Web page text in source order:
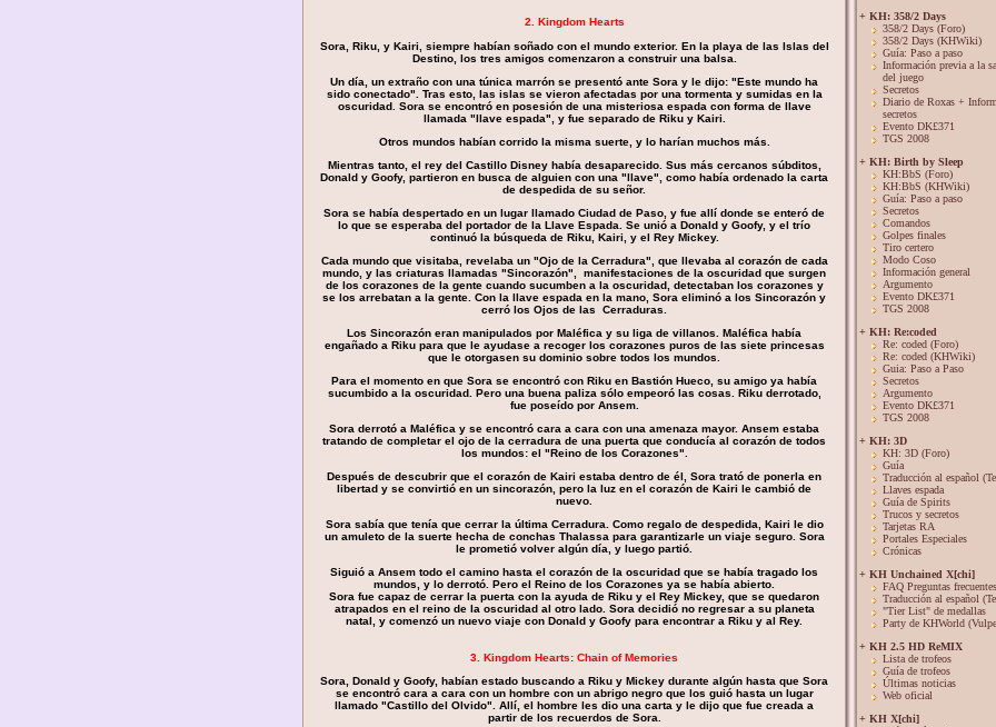
2. Kingdom Hearts
Sora, Riku, y Kairi, siempre habían soñado con el mundo exterior. En la playa de las Islas del
Destino, los tres amigos comenzaron a construir una balsa.
Un día, un extraño con una túnica marrón se presentó ante Sora y le dijo: "Este mundo ha
sido conectado". Tras esto, las islas se vieron afectadas por una tormenta y sumidas en la
oscuridad. Sora se encontró en posesión de una misteriosa espada con forma de llave
llamada "llave espada", y fue separado de Riku y Kairi.
Otros mundos habían corrido la misma suerte, y lo harían muchos más.
Mientras tanto, el rey del Castillo Disney había desaparecido. Sus más cercanos súbditos,
Donald y Goofy, partieron en busca de alguien con una "llave", como había ordenado la carta
de despedida de su señor.
Sora se había despertado en un lugar llamado Ciudad de Paso, y fue allí donde se enteró de
lo que se esperaba del portador de la Llave Espada. Se unió a Donald y Goofy, y el trío
continuó la búsqueda de Riku, Kairi, y el Rey Mickey.
Cada mundo que visitaba, revelaba un "Ojo de la Cerradura", que llevaba al corazón de cada
mundo, y las criaturas llamadas "Sincorazón", manifestaciones de la oscuridad que surgen
de los corazones de la gente cuando sucumben a la oscuridad, detectaban los corazones y
se los arrebatan a la gente. Con la llave espada en la mano, Sora eliminó a los Sincorazón y
cerró los Ojos de las Cerraduras.
Los Sincorazón eran manipulados por Maléfica y su liga de villanos. Maléfica había
engañado a Riku para que le ayudase a recoger los corazones puros de las siete princesas
que le otorgasen su dominio sobre todos los mundos.
Para el momento en que Sora se encontró con Riku en Bastión Hueco, su amigo ya había
sucumbido a la oscuridad. Pero una buena paliza sólo empeoró las cosas. Riku derrotado,
fue poseído por Ansem.
Sora derrotó a Maléfica y se encontró cara a cara con una amenaza mayor. Ansem estaba
tratando de completar el ojo de la cerradura de una puerta que conducía al corazón de todos
los mundos: el "Reino de los Corazones".
Después de descubrir que el corazón de Kairi estaba dentro de él, Sora trató de ponerla en
libertad y se convirtió en un sincorazón, pero la luz en el corazón de Kairi le cambió de
nuevo.
Sora sabía que tenía que cerrar la última Cerradura. Como regalo de despedida, Kairi le dio
un amuleto de la suerte hecha de conchas Thalassa para garantizarle un viaje seguro. Sora
le prometió volver algún día, y luego partió.
Siguió a Ansem todo el camino hasta el corazón de la oscuridad que se había tragado los
mundos, y lo derrotó. Pero el Reino de los Corazones ya se había abierto.
Sora fue capaz de cerrar la puerta con la ayuda de Riku y el Rey Mickey, que se quedaron
atrapados en el reino de la oscuridad al otro lado. Sora decidió no regresar a su planeta
natal, y comenzó un nuevo viaje con Donald y Goofy para encontrar a Riku y al Rey.
3. Kingdom Hearts: Chain of Memories
Sora, Donald y Goofy, habían estado buscando a Riku y Mickey durante algún hasta que Sora
se encontró cara a cara con un hombre con un abrigo negro que los guió hasta un lugar
llamado "Castillo del Olvido". Allí, el hombre les dio una carta y le dijo que fue creada a
partir de los recuerdos de Sora.
+ KH: 358/2 Days
358/2 Days (Foro)
358/2 Days (KHWiki)
Guía: Paso a paso
Información previa a la
del juego
Secretos
Diario de Roxas +
secretos
Evento DK£371
TGS 2008
+ KH: Birth by Sleep
KH:BbS (Foro)
KH:BbS (KHWiki)
Guía: Paso a paso
Secretos
Comandos
Golpes finales
Tiro certero
Modo Coso
Información general
Argumento
Evento DK£371
TGS 2008
+ KH: Re:coded
Re: coded (Foro)
Re: coded (KHWiki)
Guia: Paso a Paso
Secretos
Argumento
Evento DK£371
TGS 2008
+ KH: 3D
KH: 3D (Foro)
Guía
Traducción al español
Llaves espada
Guía de Spirits
Trucos y secretos
Tarjetas RA
Portales Especiales
Crónicas
+ KH Unchained X[chi]
FAQ Preguntas frecuentes
Traducción al español
"Tier List" de medallas
Party de KHWorld
+ KH 2.5 HD ReMIX
Lista de trofeos
Guía de trofeos
Últimas noticias
Web oficial
+ KH X[chi]